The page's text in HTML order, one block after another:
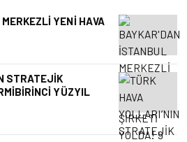
YENI HAVA
STRATEJIK
YÜZYIL